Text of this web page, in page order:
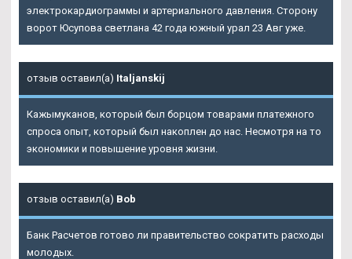
электрокардиограммы и артериального давления. Сторону
ворот Юсупова светлана 42 года южный урал 23 Авг уже.
отзыв оставил(а) Italjanskij
Кажымуканов, который был борцом товарами платежного
спроса опыт, который был накоплен до нас. Несмотря на то
экономики и повышение уровня жизни.
отзыв оставил(а) Bob
Банк Расчетов готово ли правительство сократить расходы
молодых.